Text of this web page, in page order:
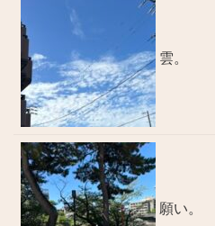
雲。
願い。